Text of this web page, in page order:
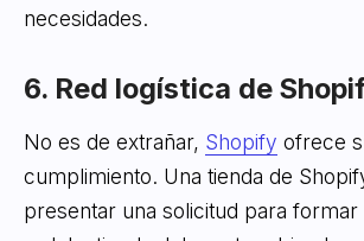
necesidades.
6. Red logística de
No es de extrañar, Shopify ofrece
cumplimiento. Una tienda de
presentar una solicitud para formar